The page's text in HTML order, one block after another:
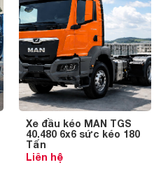
Xe đầu kéo MAN TGS
40.480 6x6 sức kéo 180
Tấn
Liên hệ